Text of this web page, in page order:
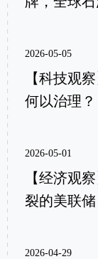
2026-05-05
【科技观
何以治理？
2026-05-01
【经济观
裂的美联
2026-04-29